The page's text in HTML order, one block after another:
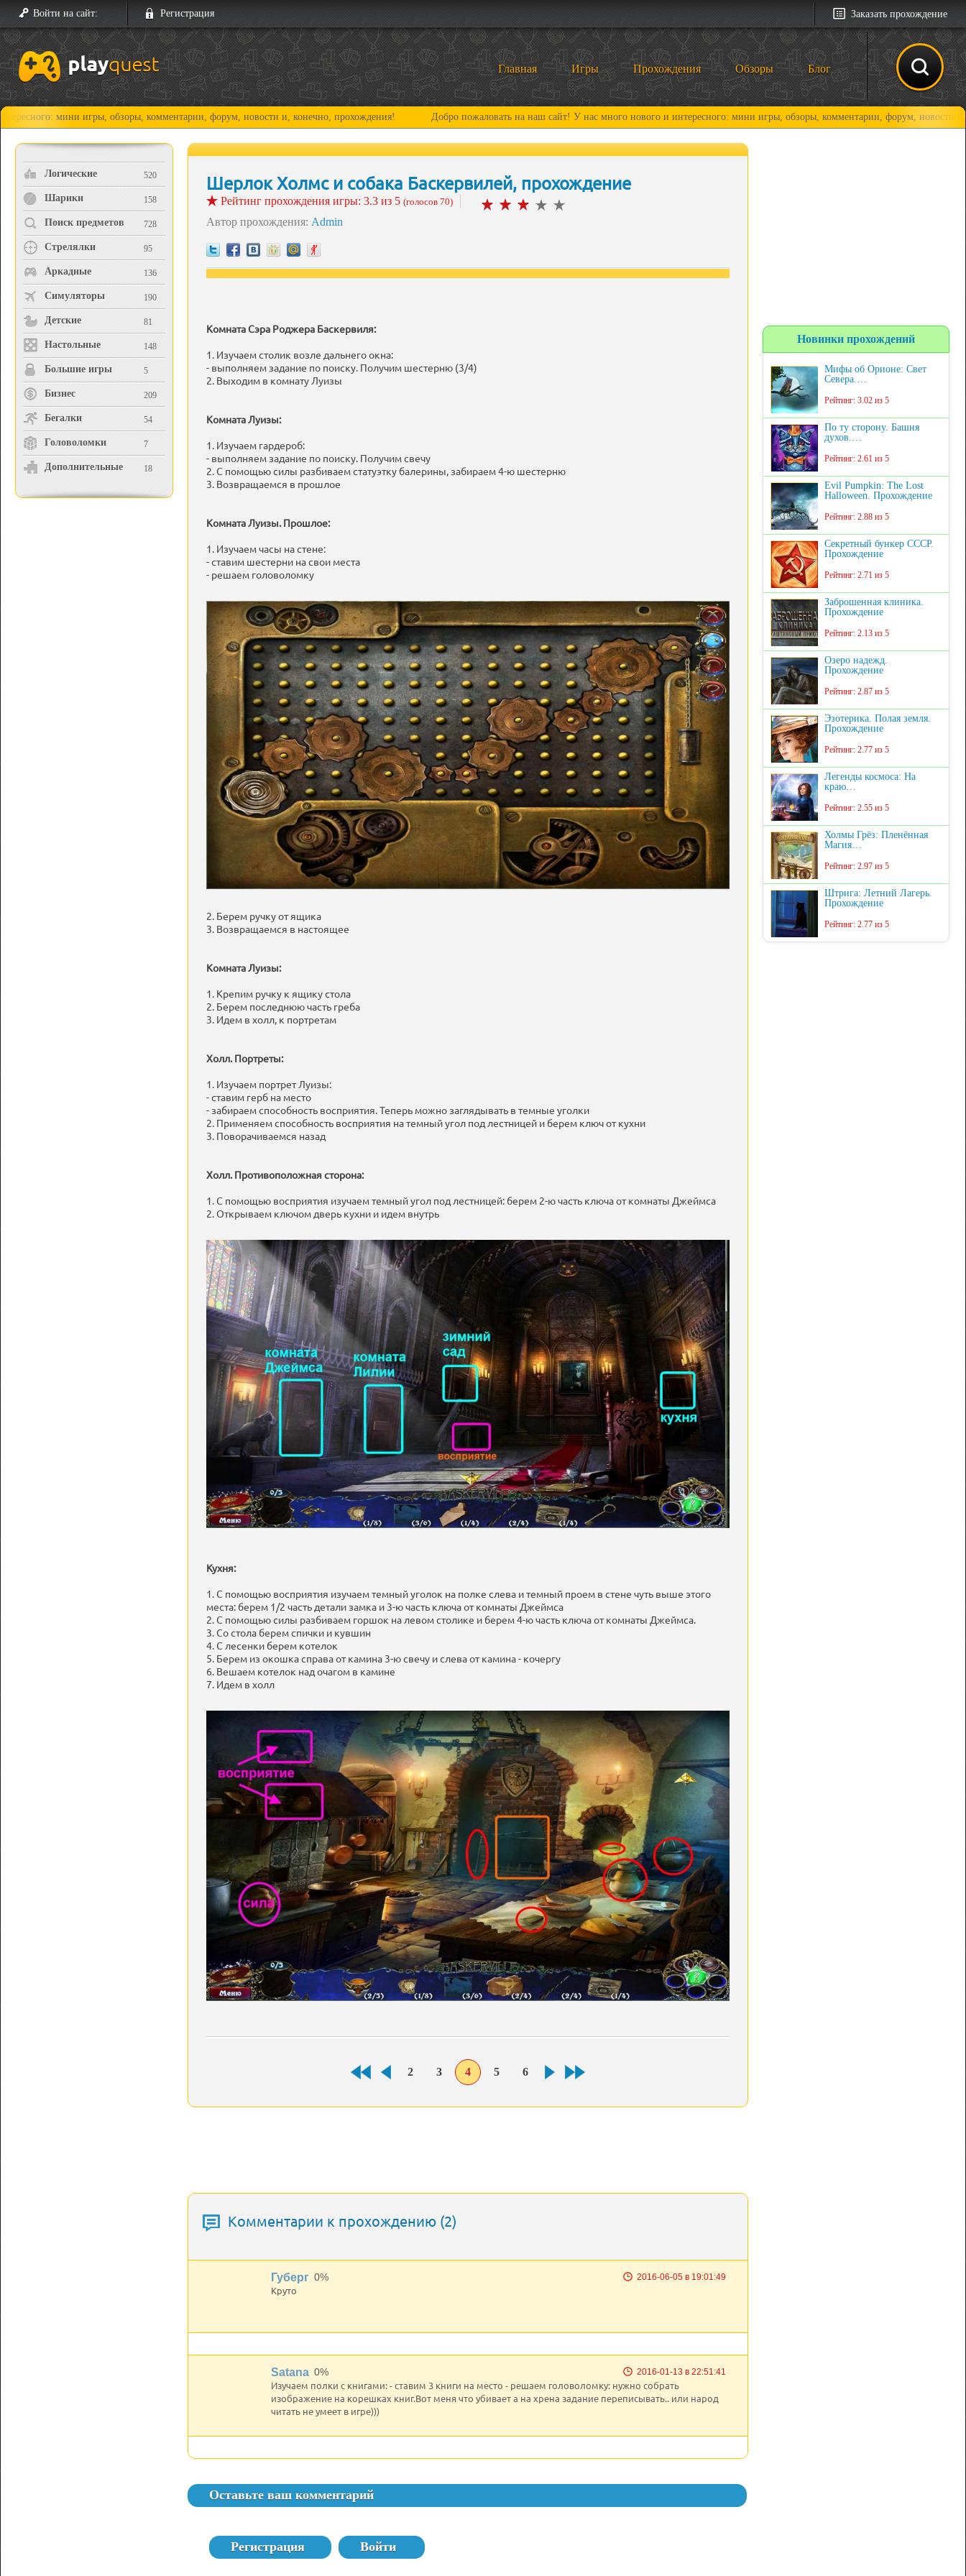
Войти на сайт: Регистрация Заказать прохождение
Главная Игры Прохождения Обзоры Блог
игры, обзоры, комментарии, форум, новости и, конечно, прохождения! Добро пожаловать на наш сайт! У нас много нового и интересного: мини игры, обзоры, комментарии, форум, новости и, конечно,
Логические 520
Шарики 158
Поиск предметов 728
Стрелялки 95
Аркадные 136
Симуляторы 190
Детские 81
Настольные 148
Большие игры 5
Бизнес 209
Бегалки 54
Головоломки 7
Дополнительные 18
Шерлок Холмс и собака Баскервилей, прохождение
Рейтинг прохождения игры: 3.3 из 5 (голосов 70)
Автор прохождения: Admin
Комната Сэра Роджера Баскервиля:
1. Изучаем столик возле дальнего окна:
- выполняем задание по поиску. Получим шестерню (3/4)
2. Выходим в комнату Луизы
Комната Луизы:
1. Изучаем гардероб:
- выполняем задание по поиску. Получим свечу
2. С помощью силы разбиваем статуэтку балерины, забираем 4-ю шестерню
3. Возвращаемся в прошлое
Комната Луизы. Прошлое:
1. Изучаем часы на стене:
- ставим шестерни на свои места
- решаем головоломку
2. Берем ручку от ящика
3. Возвращаемся в настоящее
Комната Луизы:
1. Крепим ручку к ящику стола
2. Берем последнюю часть греба
3. Идем в холл, к портретам
Холл. Портреты:
1. Изучаем портрет Луизы:
- ставим герб на место
- забираем способность восприятия. Теперь можно заглядывать в темные уголки
2. Применяем способность восприятия на темный угол под лестницей и берем ключ от кухни
3. Поворачиваемся назад
Холл. Противоположная сторона:
1. С помощью восприятия изучаем темный угол под лестницей: берем 2-ю часть ключа от комнаты Джеймса
2. Открываем ключом дверь кухни и идем внутрь
Кухня:
1. С помощью восприятия изучаем темный уголок на полке слева и темный проем в стене чуть выше этого
места: берем 1/2 часть детали замка и 3-ю часть ключа от комнаты Джеймса
2. С помощью силы разбиваем горшок на левом столике и берем 4-ю часть ключа от комнаты Джеймса.
3. Со стола берем спички и кувшин
4. С лесенки берем котелок
5. Берем из окошка справа от камина 3-ю свечу и слева от камина - кочергу
6. Вешаем котелок над очагом в камине
7. Идем в холл
2 3 4 5 6
Комментарии к прохождению (2)
2016-06-05 в 19:01:49
Губерг 0%
Круто
2016-01-13 в 22:51:41
Satana 0%
Изучаем полки с книгами: - ставим 3 книги на место - решаем головоломку: нужно собрать
изображение на корешках книг.Вот меня что убивает а на хрена задание переписывать.. или народ
читать не умеет в игре)))
Оставьте ваш комментарий
Регистрация Войти
Новинки прохождений
Мифы об Орионе: Свет
Севера.…
Рейтинг: 3.02 из 5
По ту сторону. Башня
духов.…
Рейтинг: 2.61 из 5
Evil Pumpkin: The Lost
Halloween. Прохождение
Рейтинг: 2.88 из 5
Секретный бункер СССР.
Прохождение
Рейтинг: 2.71 из 5
Заброшенная клиника.
Прохождение
Рейтинг: 2.13 из 5
Озеро надежд.
Прохождение
Рейтинг: 2.87 из 5
Эзотерика. Полая земля.
Прохождение
Рейтинг: 2.77 из 5
Легенды космоса: На
краю…
Рейтинг: 2.55 из 5
Холмы Грёз: Пленённая
Магия…
Рейтинг: 2.97 из 5
Штрига: Летний Лагерь.
Прохождение
Рейтинг: 2.77 из 5